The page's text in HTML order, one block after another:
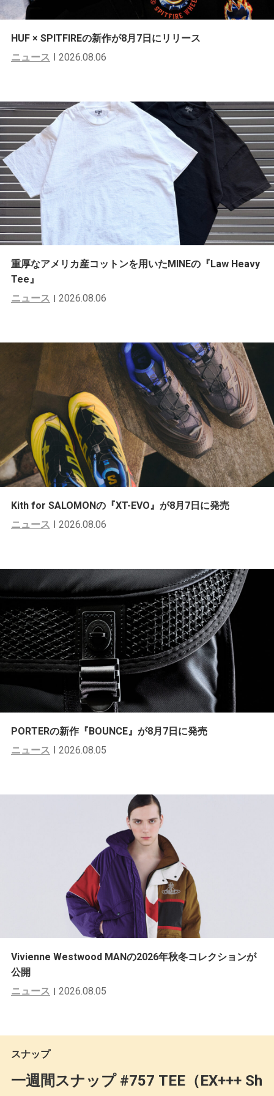
HUF × SPITFIREの新作が8月7日にリリース
ニュース
2026.08.06
重厚なアメリカ産コットンを用いたMINEの『Law Heavy
Tee』
ニュース
2026.08.06
Kith for SALOMONの『XT-EVO』が8月7日に発売
ニュース
2026.08.06
PORTERの新作『BOUNCE』が8月7日に発売
ニュース
2026.08.05
Vivienne Westwood MANの2026年秋冬コレクションが
公開
ニュース
2026.08.05
スナップ
一週間スナップ #757 TEE（EX+++ Sh